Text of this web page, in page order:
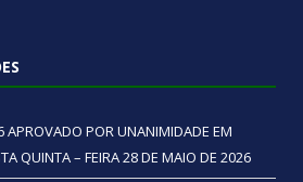
APROVADO POR UNANIMIDADE EM
QUINTA – FEIRA 28 DE MAIO DE 2026